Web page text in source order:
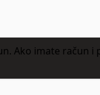
Ako imate račun i